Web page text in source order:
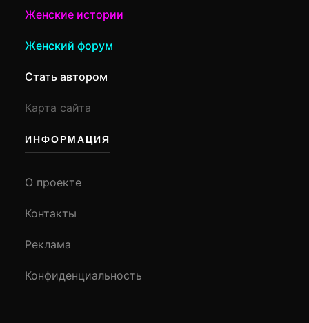
Женские истории
Женский форум
Стать автором
Карта сайта
ИНФОРМАЦИЯ
О проекте
Контакты
Реклама
Конфиденциальность